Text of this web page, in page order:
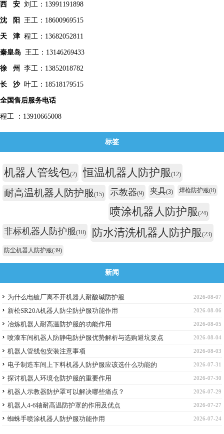
西 安 刘工：13991191898
沈 阳 王工：18600969515
天 津 程工：13682052811
秦皇岛 王工：13146269433
徐 州 李工：13852018782
长 沙叶工：18518179515
全国售后服务电话
程工 ：13910665008
标签
机器人管线包(2) 恒温机器人防护服(12)
耐高温机器人防护服(15) 示教器(9) 夹具(3) 焊枪防护服(8)
喷涂机器人防护服(24)
非标机器人防护服(10) 防水清洗机器人防护服(23)
防尘机器人防护服(39)
新闻
2026-08-07
为什么电镀厂离不开机器人耐酸碱防护服
2026-08-06
新松SR20A机器人防尘防护服功能作用
2026-08-05
冶炼机器人耐高温防护服的功能作用
2026-08-04
喷漆车间机器人防静电防护服优势解析与选购避坑要点
2026-08-03
机器人管线包安装注意事项
2026-07-31
电子制造车间上下料机器人防护服应该选什么功能的
2026-07-30
探讨机器人环境仓防护服的重要作用
2026-07-29
机器人示教器防护罩可以解决哪些痛点？
2026-07-27
机器人4-6轴耐高温防护罩的作用及优点
2026-07-24
蜘蛛手喷涂机器人防护服功能作用